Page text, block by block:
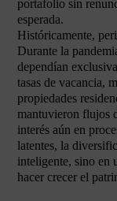
portafolio sin
esperada.
Históricamente,
Durante la
dependían
tasas de vacancia,
propiedades
mantuvieron flujos
interés aún en
latentes, la
inteligente, sino en
hacer crecer el